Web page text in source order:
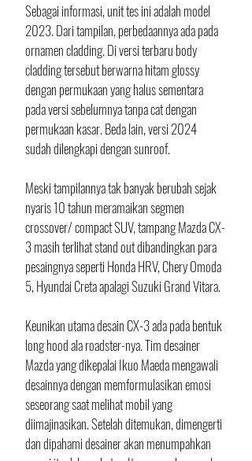
Sebagai informasi, unit tes ini adalah model
2023. Dari tampilan, perbedaannya ada pada
ornamen cladding. Di versi terbaru body
cladding tersebut berwarna hitam glossy
dengan permukaan yang halus sementara
pada versi sebelumnya tanpa cat dengan
permukaan kasar. Beda lain, versi 2024
sudah dilengkapi dengan sunroof.
Meski tampilannya tak banyak berubah sejak
nyaris 10 tahun meramaikan segmen
crossover/ compact SUV, tampang Mazda CX-
3 masih terlihat stand out dibandingkan para
pesaingnya seperti Honda HRV, Chery Omoda
5, Hyundai Creta apalagi Suzuki Grand Vitara.
Keunikan utama desain CX-3 ada pada bentuk
long hood ala roadster-nya. Tim desainer
Mazda yang dikepalai Ikuo Maeda mengawali
desainnya dengan memformulasikan emosi
seseorang saat melihat mobil yang
diimajinasikan. Setelah ditemukan, dimengerti
dan dipahami desainer akan menumpahkan